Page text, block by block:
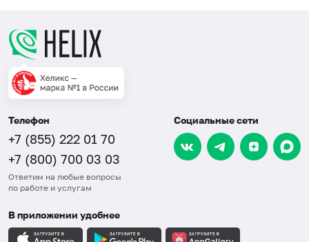
Телефон
+7 (855) 222 01 70
+7 (800) 700 03 03
Ответим на любые вопросы
по работе и услугам
Социальные сети
В приложении удобнее